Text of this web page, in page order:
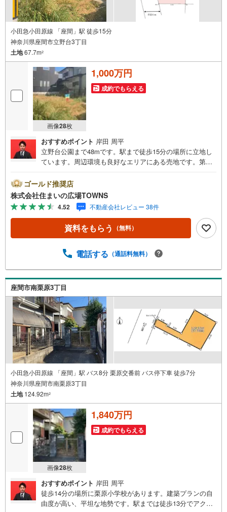
小田急小田原線 「座間」駅 徒歩15分
神奈川県座間市立野台3丁目
土地67.7m2
画像28枚
1,000万円
成約でもらえる
おすすめポイント 岸田 周平
立野台公園まで48mです。駅まで徒歩15分の場所に立地し
ています。周辺環境も良好なエリアにある売地です。第一
設が建つことがなく、住環境の変化も心配ありません。こ
ちらの住宅用地は周辺環境も整っており、快適な生活を期
待できます。こちらの土地の面積は67.7平米（実測）。
【年中無休/9:00～21:00】人気物件は特にお問い合わせが
集中するため、お早めにお電話下さい。「室内・現地を見
学する」ボタンよりご予約頂くとご見学がスムーズです。■
談○ライフプランのシミュレーション■住まいの広場TOWN
に合った物件をご紹介させて頂きます！ /他社様掲載物件も
併せてご紹介可能ですのでお気軽にお問い合わせ下さい♪
駐車場もございますので、お車でのお越しも大歓迎です！
ゴールド推奨店
株式会社住まいの広場TOWNS
4.52 不動産会社レビュー 38件
資料をもらう （無料）
電話する （通話料無料）
座間市南栗原3丁目
小田急小田原線 「座間」駅 バス8分 栗原交番前 バス停下車 徒歩7分
神奈川県座間市南栗原3丁目
土地124.92m2
画像28枚
1,840万円
成約でもらえる
おすすめポイント 岸田 周平
徒歩14分の場所に栗原小学校があります。建築プランの自
由度が高い、平坦な地勢です。駅までは徒歩13分でアクセ